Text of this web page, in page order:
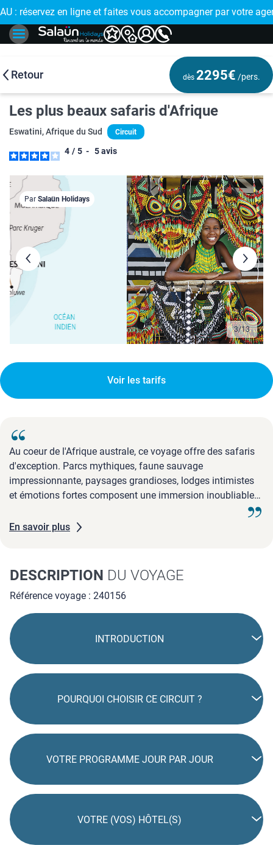
: réservez en ligne et faites vous accompagner par votre 🤩
Retour dès 2295€ /pers.
Les plus beaux safaris d'Afrique
Eswatini, Afrique du Sud Circuit
4 / 5 - 5avis
3/13
Par Salaün Holidays
Voir les tarifs
Au coeur de l'Afrique australe, ce voyage offre des safaris
d'exception. Parcs mythiques, faune sauvage
impressionnante, paysages grandioses, lodges intimistes
et émotions fortes composent une immersion inoubliable
En savoir plus
DESCRIPTION DU VOYAGE
Référence voyage : 240156
INTRODUCTION
POURQUOI CHOISIR CE CIRCUIT ?
VOTRE PROGRAMME JOUR PAR JOUR
VOTRE (VOS) HÔTEL(S)